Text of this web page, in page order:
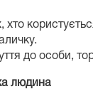
хто
до особи,
людина